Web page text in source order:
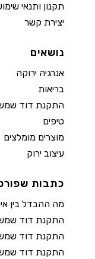
תקנון ותנאי
יצירת קשר
נושאים
אנרגיה ירוקה
בריאות
התקנת דוד
טיפים
מוצרים מומלצים
עיצוב ירוק
כתבות
מה ההבדל בין
התקנת דוד
התקנת דוד שמש
התקנת דוד